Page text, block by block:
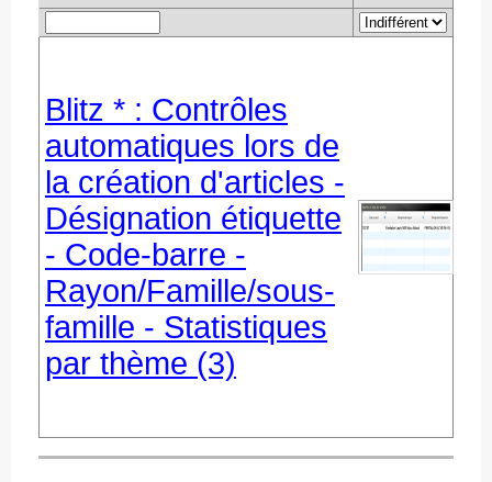
Blitz * : Contrôles
automatiques lors de
la création d'articles -
Désignation étiquette
- Code-barre -
Rayon/Famille/sous-
famille - Statistiques
par thème (3)